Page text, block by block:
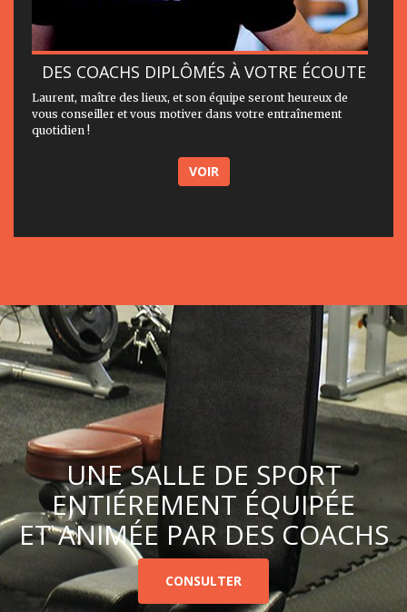
DES COACHS DIPLÔMÉS À VOTRE ÉCOUTE
Laurent, maître des lieux, et son équipe seront heureux de
vous conseiller et vous motiver dans votre entraînement
quotidien !
VOIR
UNE SALLE DE SPORT
ENTIÉREMENT ÉQUIPÉE
ET ANIMÉE PAR DES COACHS
CONSULTER